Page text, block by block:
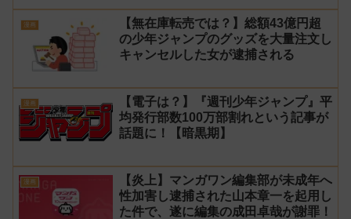
ブロックされてしまう
漫画
【無在庫転売では？】総額43億円超
の少年ジャンプのグッズを大量注文し
キャンセルした女が逮捕される
漫画
【電子は？】『週刊少年ジャンプ』平
均発行部数100万部割れという記事が
話題に！【暗黒期】
漫画
【炎上】マンガワン編集部が未成年へ
性加害し逮捕された山本章一を起用し
た件で、遂に編集の成田卓哉が謝罪！